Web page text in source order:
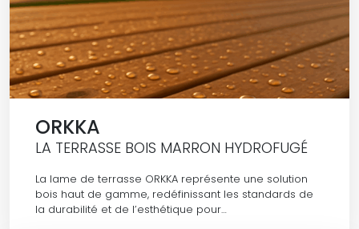
ORKKA
LA TERRASSE BOIS MARRON HYDROFUGÉ
La lame de terrasse ORKKA représente une solution
bois haut de gamme, redéfinissant les standards de
la durabilité et de l’esthétique pour…